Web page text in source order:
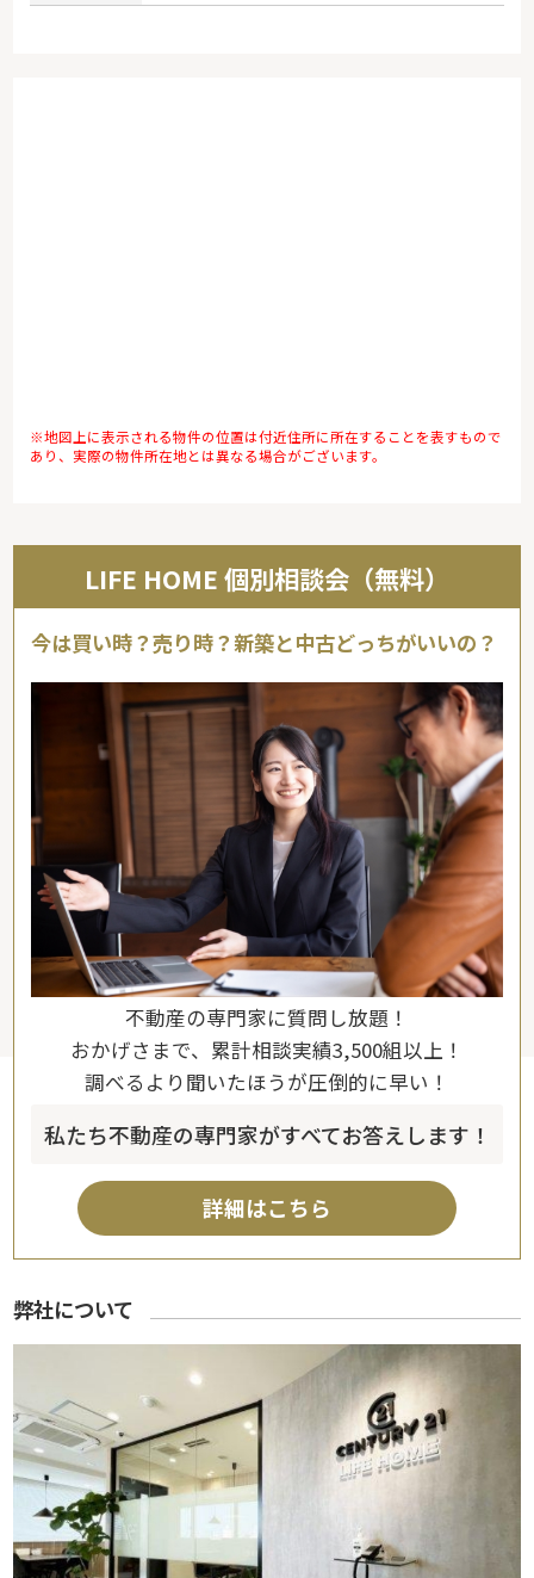
※地図上に表示される物件の位置は付近住所に所在することを表すもので
あり、実際の物件所在地とは異なる場合がございます。
LIFE HOME 個別相談会（無料）
今は買い時？売り時？新築と中古どっちがいいの？
不動産の専門家に質問し放題！
おかげさまで、累計相談実績3,500組以上！
調べるより聞いたほうが圧倒的に早い！
私たち不動産の専門家がすべてお答えします！
詳細はこちら
弊社について